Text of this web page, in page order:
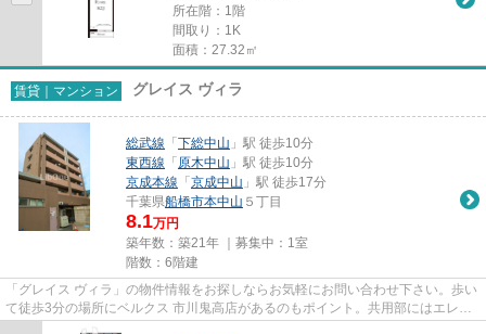
所在階：1階
間取り：1K
面積：27.32㎡
賃貸｜マンション グレイス ヴィラ
総武線 「 下総中山 」駅 徒歩10分
東西線 「 原木中山 」駅 徒歩10分
京成本線 「 京成中山 」駅 徒歩17分
千葉県船橋市本中山 ５丁目
8.1万円
築年数：築21年 ｜募集中： 1室
階数：6階建
「グレイス ヴィラ」の物件情報をお探しならお気軽にお問い合わせ下さい。歩い
て徒歩3分の場所にベルクス 市川鬼高店があるのもポイント。共用部にはエレベ